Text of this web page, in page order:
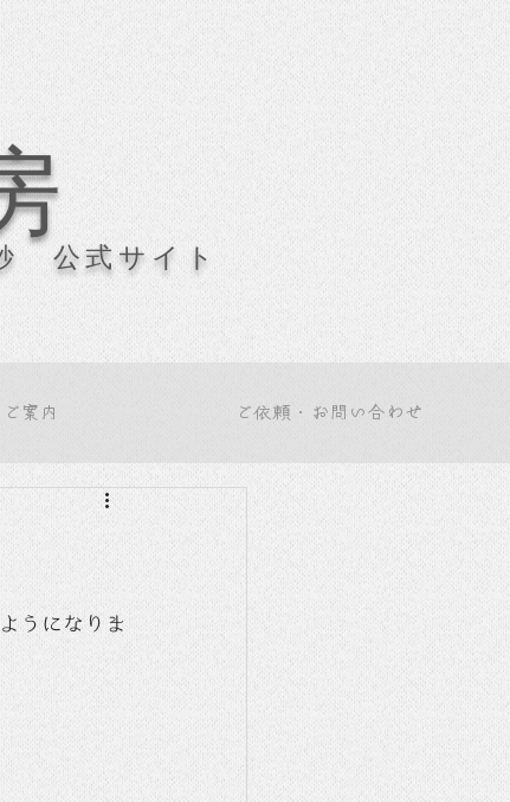
公式サイト
案内 ご依頼・お問い合わせ
うになりま